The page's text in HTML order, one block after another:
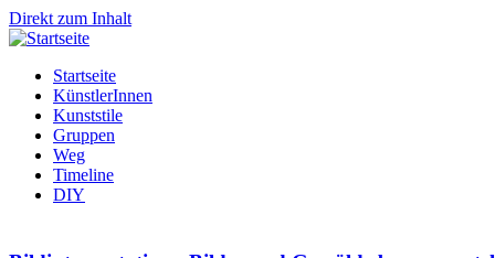
Direkt zum Inhalt
Startseite
KünstlerInnen
Kunststile
Gruppen
Weg
Timeline
DIY